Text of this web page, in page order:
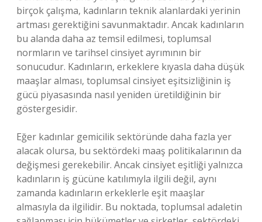
birçok çalışma, kadınların teknik alanlardaki yerinin
artması gerektiğini savunmaktadır. Ancak kadınların
bu alanda daha az temsil edilmesi, toplumsal
normların ve tarihsel cinsiyet ayrımının bir
sonucudur. Kadınların, erkeklere kıyasla daha düşük
maaşlar alması, toplumsal cinsiyet eşitsizliğinin iş
gücü piyasasında nasıl yeniden üretildiğinin bir
göstergesidir.
Eğer kadınlar gemicilik sektöründe daha fazla yer
alacak olursa, bu sektördeki maaş politikalarının da
değişmesi gerekebilir. Ancak cinsiyet eşitliği yalnızca
kadınların iş gücüne katılımıyla ilgili değil, aynı
zamanda kadınların erkeklerle eşit maaşlar
almasıyla da ilgilidir. Bu noktada, toplumsal adaletin